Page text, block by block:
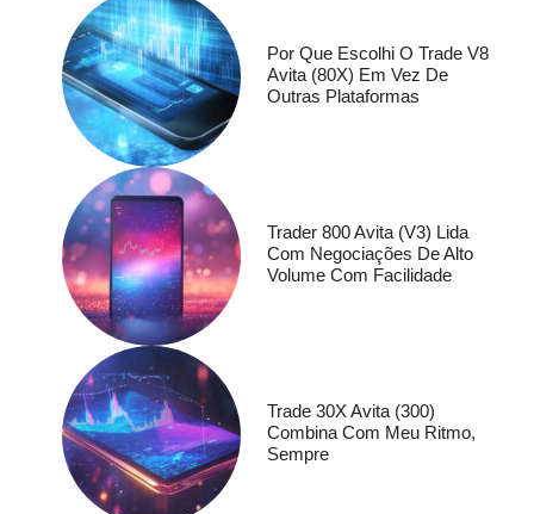
Por Que Escolhi O Trade V8
Avita (80X) Em Vez De
Outras Plataformas
Trader 800 Avita (V3) Lida
Com Negociações De Alto
Volume Com Facilidade
Trade 30X Avita (300)
Combina Com Meu Ritmo,
Sempre